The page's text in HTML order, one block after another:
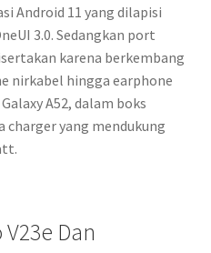
Android 11 yang dilapisi
3.0. Sedangkan port
karena berkembang
nirkabel hingga earphone
A52, dalam boks
yang mendukung
Dan